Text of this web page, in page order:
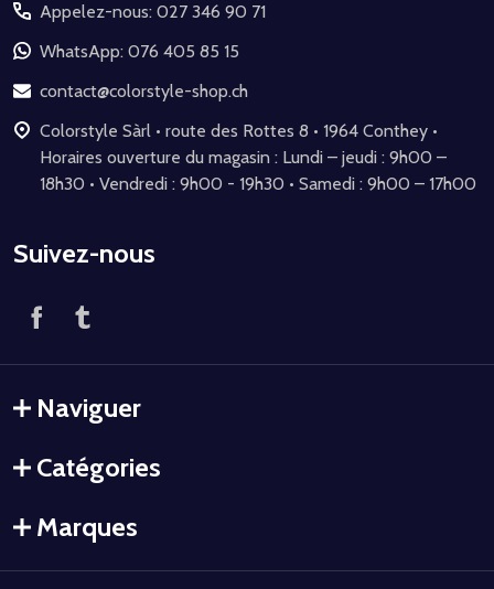
pied
de
page
Appelez-nous: 027 346 90 71
WhatsApp: 076 405 85 15
contact@colorstyle-shop.ch
Colorstyle Sàrl • route des Rottes 8 • 1964 Conthey •
Horaires ouverture du magasin : Lundi – jeudi : 9h00 –
18h30 • Vendredi : 9h00 - 19h30 • Samedi : 9h00 – 17h00
Suivez-nous
Naviguer
Catégories
Marques